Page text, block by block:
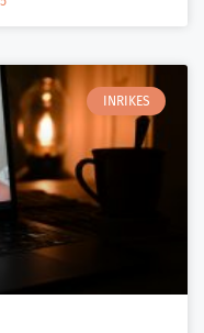
INRIKES